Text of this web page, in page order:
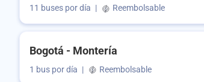
11 buses por día | Reembolsable
Bogotá - Montería
1 bus por día | Reembolsable